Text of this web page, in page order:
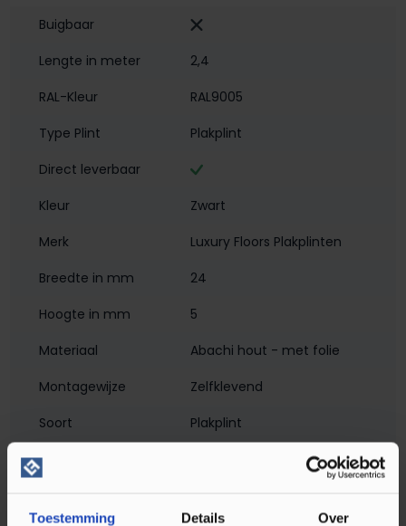
Toestemming Details Over
Buigbaar
Lengte in meter
2,4
RAL-Kleur
RAL9005
Type Plint
Plakplint
Direct leverbaar
Kleur
Zwart
Merk
Luxury Floors Plakplinten
Breedte in mm
24
Hoogte in mm
5
Materiaal
Abachi hout - met folie
Montagewijze
Zelfklevend
Soort
Plakplint
Waterbestendig‎